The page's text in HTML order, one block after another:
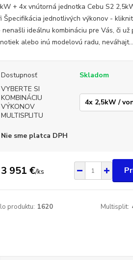
+ 4x vnútorná jednotka Cebu S2
Špecifikácia jednotlivých výkonov -
nenašli ideálnu kombináciu pre Vás, či
alebo inú modelovú radu, neváhajt...
Dostupnosť
Skladom
VYBERTE SI
KOMBINÁCIU
VÝKONOV
MULTISPLITU
Nie sme platca DPH
3 951 €/ks
produktu: 1620 Multisplit: